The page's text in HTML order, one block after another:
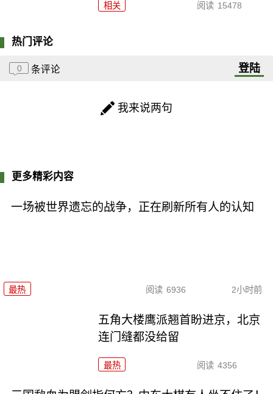
相关 阅读 15478
热门评论
0 条评论 登陆
我来说两句
更多精彩内容
一场被世界遗忘的战争，正在刷新所有人的认知
最热 阅读 6936 2小时前
五角大楼鹰派翘首盼进京，北京
连门缝都没给留
最热 阅读 4356